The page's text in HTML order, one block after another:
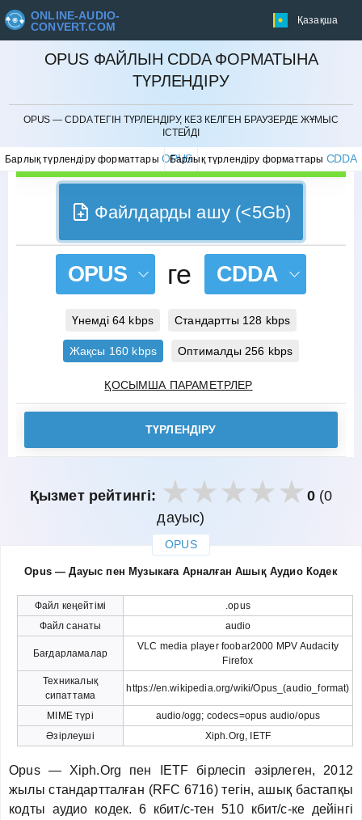
ONLINE-AUDIO-
CONVERT.COM
Қазақша
OPUS ФАЙЛЫН CDDA ФОРМАТЫНА
ТҮРЛЕНДІРУ
OPUS — CDDA ТЕГІН ТҮРЛЕНДІРУ, КЕЗ КЕЛГЕН БРАУЗЕРДЕ ЖҰМЫС
ІСТЕЙДІ
Барлық түрлендіру форматтары OPUS
Барлық түрлендіру форматтары CDDA
Файлдарды ашу (<5Gb)
OPUS ге CDDA
Үнемді 64 kbps Стандартты 128 kbps
Жақсы 160 kbps Оптималды 256 kbps
ҚОСЫМША ПАРАМЕТРЛЕР
ТҮРЛЕНДІРУ
Қызмет рейтингі: 0(0
дауыс)
OPUS
Opus — Дауыс пен Музыкаға Арналған Ашық Аудио Кодек
Файл кеңейтімі
.opus
Файл санаты
audio
Бағдарламалар
VLC media player foobar2000 MPV Audacity
Firefox
Техникалық
сипаттама
https://en.wikipedia.org/wiki/Opus_(audio_format)
MIME түрі
audio/ogg; codecs=opus audio/opus
Әзірлеуші
Xiph.Org, IETF
Opus — Xiph.Org пен IETF бірлесіп әзірлеген, 2012
жылы стандартталған (RFC 6716) тегін, ашық бастапқы
кодты аудио кодек. 6 кбит/с-тен 510 кбит/с-ке дейінгі